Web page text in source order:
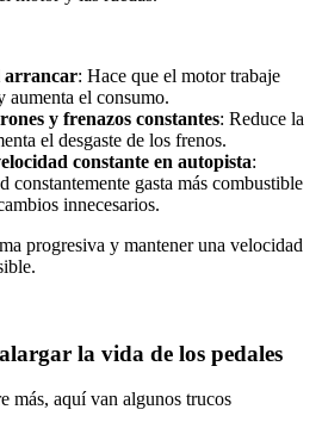
arrancar: Hace que el motor trabaje
aumenta el consumo.
y frenazos constantes: Reduce la
el desgaste de los frenos.
constante en autopista:
constantemente gasta más combustible
innecesarios.
progresiva y mantener una velocidad
la vida de los pedales
más, aquí van algunos trucos